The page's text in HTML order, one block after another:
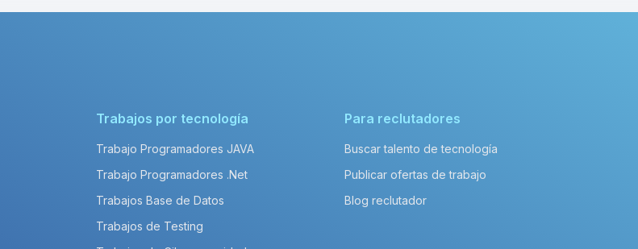
Trabajos por tecnología
Trabajo Programadores JAVA
Trabajo Programadores .Net
Trabajos Base de Datos
Trabajos de Testing
Para reclutadores
Buscar talento de tecnología
Publicar ofertas de trabajo
Blog reclutador